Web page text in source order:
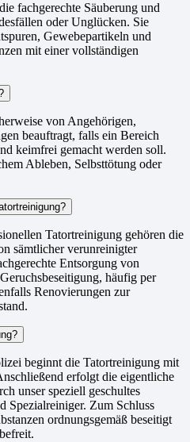
fachgerechte Säuberung und
oder Unglücken. Sie
Gewebepartikeln und
mit einer vollständigen
von Angehörigen,
beauftragt, falls ein Bereich
keimfrei gemacht werden soll.
Ableben, Selbsttötung oder
Tatortreinigung gehören die
sämtlicher verunreinigter
Entsorgung von
häufig per
Renovierungen zur
beginnt die Tatortreinigung mit
erfolgt die eigentliche
unser speziell geschultes
Spezialreiniger. Zum Schluss
ordnungsgemäß beseitigt